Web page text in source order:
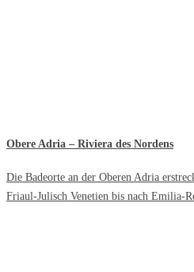
Obere Adria – Riviera des Nordens
Die Badeorte an der Oberen Adria
Friaul-Julisch Venetien bis nach Emilia-